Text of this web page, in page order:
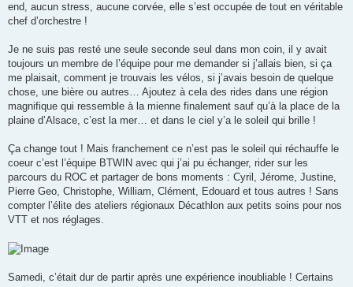
end, aucun stress, aucune corvée, elle s’est occupée de tout en véritable
chef d’orchestre !
Je ne suis pas resté une seule seconde seul dans mon coin, il y avait
toujours un membre de l’équipe pour me demander si j’allais bien, si ça
me plaisait, comment je trouvais les vélos, si j’avais besoin de quelque
chose, une bière ou autres… Ajoutez à cela des rides dans une région
magnifique qui ressemble à la mienne finalement sauf qu’à la place de la
plaine d’Alsace, c’est la mer… et dans le ciel y’a le soleil qui brille !
Ça change tout ! Mais franchement ce n’est pas le soleil qui réchauffe le
coeur c’est l’équipe BTWIN avec qui j’ai pu échanger, rider sur les
parcours du ROC et partager de bons moments : Cyril, Jérome, Justine,
Pierre Geo, Christophe, William, Clément, Edouard et tous autres ! Sans
compter l’élite des ateliers régionaux Décathlon aux petits soins pour nos
VTT et nos réglages.
Samedi, c’était dur de partir après une expérience inoubliable ! Certains